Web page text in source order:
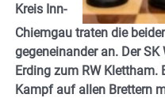
Kreis Inn-
Chiemgau traten die
gegeneinander an. Der
Erding zum RW Klettham.
Kampf auf allen Brettern